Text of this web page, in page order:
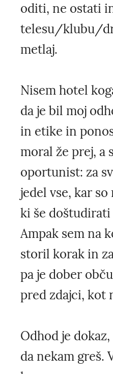
oditi, ne ostati
telesu/klubu/
metlaj.
Nisem hotel
da je bil moj
in etike in
moral že prej, a
oportunist: za
jedel vse, kar
ki še
Ampak sem na
storil korak in
pa je dober
pred zdajci, kot
Odhod je
da nekam greš.